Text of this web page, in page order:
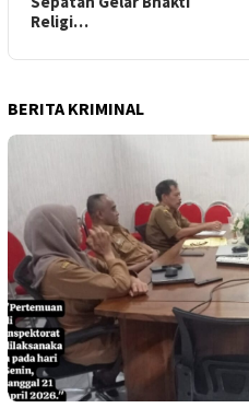
Religi…
BERITA KRIMINAL